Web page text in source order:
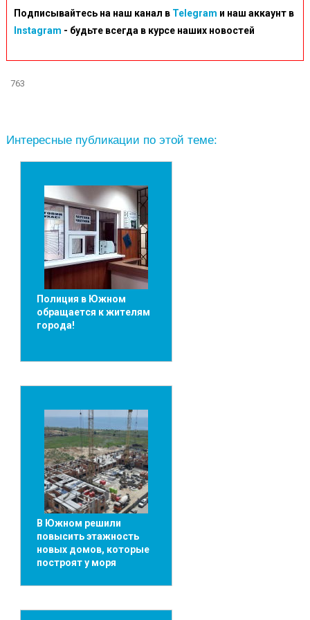
Подписывайтесь на наш канал в Telegram и наш аккаунт в
Instagram - будьте всегда в курсе наших новостей
763
Интересные публикации по этой теме:
Полиция в Южном
обращается к жителям
города!
В Южном решили
повысить этажность
новых домов, которые
построят у моря